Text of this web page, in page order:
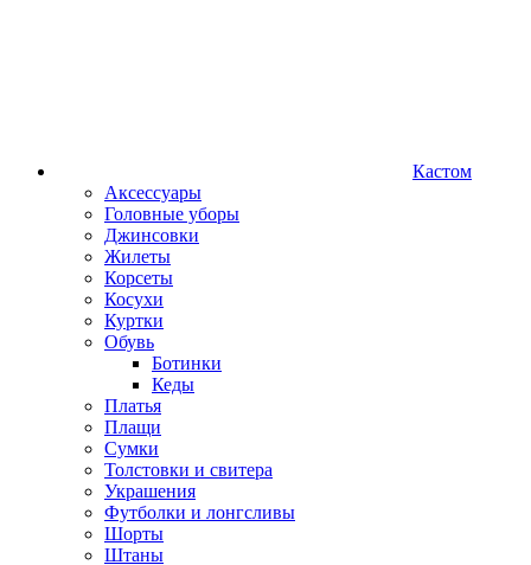
Кастом
Аксессуары
Головные уборы
Джинсовки
Жилеты
Корсеты
Косухи
Куртки
Обувь
Ботинки
Кеды
Платья
Плащи
Сумки
Толстовки и свитера
Украшения
Футболки и лонгсливы
Шорты
Штаны